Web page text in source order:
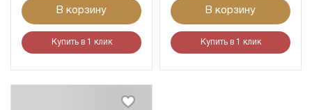
В корзину
Купить в 1 клик
В корзину
Купить в 1 клик